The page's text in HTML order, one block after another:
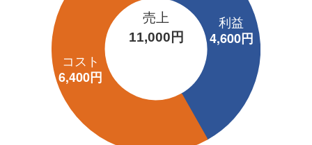
売上
11,000円